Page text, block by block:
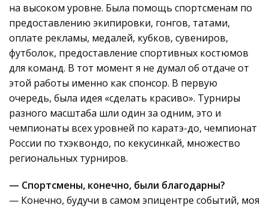
на высоком уровне. Была помощь спортсменам по
предоставлению экипировки, гонгов, татами,
оплате рекламы, медалей, кубков, сувениров,
футболок, предоставление спортивных костюмов
для команд. В тот момент я не думал об отдаче от
этой работы именно как спонсор. В первую
очередь, была идея «сделать красиво». Турниры
разного масштаба шли один за одним, это и
чемпионаты всех уровней по каратэ-до, чемпионат
России по тхэквондо, по кекусинкай, множество
региональных турниров.
— Спортсмены, конечно, были благодарны?
— Конечно, будучи в самом эпицентре событий, моя